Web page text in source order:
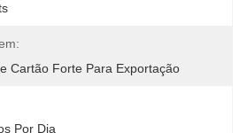
Cartão Forte Para Exportação
Por Dia